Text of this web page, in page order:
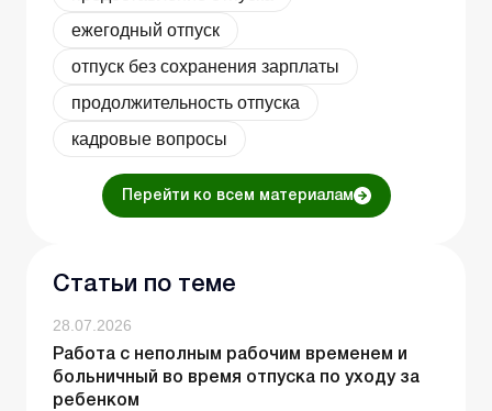
ежегодный отпуск
отпуск без сохранения зарплаты
продолжительность отпуска
кадровые вопросы
Перейти ко всем материалам
Статьи по теме
28.07.2026
Работа с неполным рабочим временем и
больничный во время отпуска по уходу за
ребенком